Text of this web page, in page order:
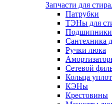
Запчасти для
Патрубки
ТЭНы для
Подшипники
Сантехника
Ручки люка
Сетевой
Кольца
КЭНы
Крестовины